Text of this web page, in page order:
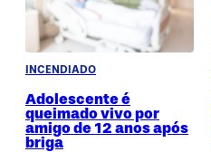
INCENDIADO
Adolescente é
queimado vivo por
amigo de 12 anos após
briga